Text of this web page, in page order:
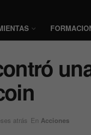
atrás En Acciones